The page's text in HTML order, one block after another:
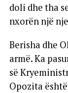
doli dhe tha
nxorën një
Berisha dhe
armë. Ka
së
Opozita